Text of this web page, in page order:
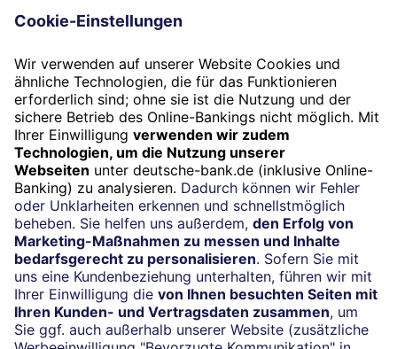
Folgen Sie uns
Widerruf
Vertrag widerrufen